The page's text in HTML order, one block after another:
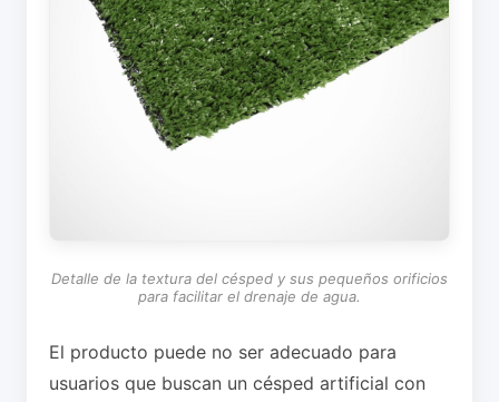
Detalle de la textura del césped y sus pequeños orificios
para facilitar el drenaje de agua.
El producto puede no ser adecuado para
usuarios que buscan un césped artificial con